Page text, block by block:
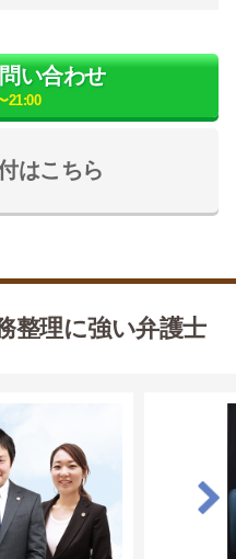
はこちら
い合わせ
21:00
整理に強い弁護士